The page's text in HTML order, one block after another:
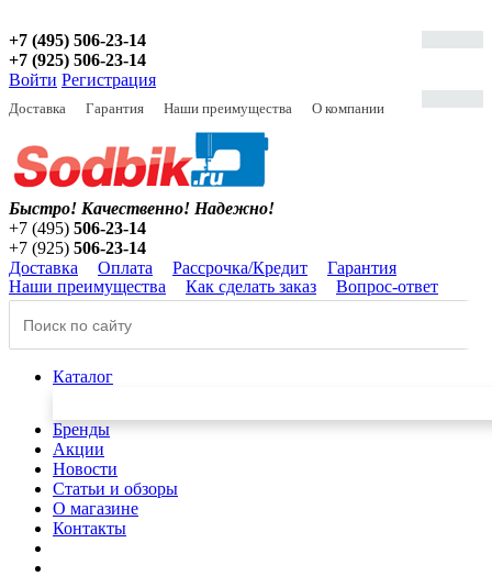
+7 (495) 506-23-14
+7 (925) 506-23-14
Войти Регистрация
Доставка Гарантия Наши преимущества О компании
Быстро! Качественно! Надежно!
+7 (495) 506-23-14
+7 (925) 506-23-14
Доставка
Оплата Рассрочка/Кредит
Гарантия
Наши преимущества
Как сделать заказ Вопрос-ответ
Каталог
Бренды
Акции
Новости
Статьи и обзоры
О магазине
Контакты